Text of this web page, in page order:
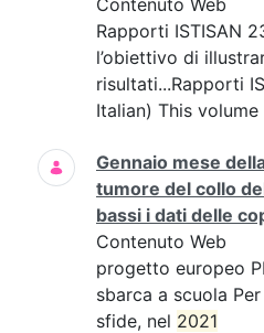
Contenuto Web
Rapporti ISTISAN
l’obiettivo di
risultati...Rapporti
Italian) This volume
Gennaio mese
tumore del collo
bassi i dati delle
Contenuto Web
progetto europeo
sbarca a scuola
sfide, nel 2021